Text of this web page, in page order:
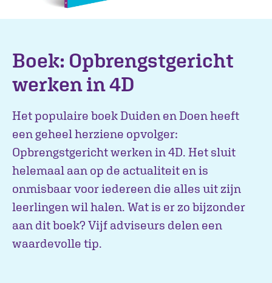
Boek: Opbrengstgericht
werken in 4D
Het populaire boek Duiden en Doen heeft
een geheel herziene opvolger:
Opbrengstgericht werken in 4D. Het sluit
helemaal aan op de actualiteit en is
onmisbaar voor iedereen die alles uit zijn
leerlingen wil halen. Wat is er zo bijzonder
aan dit boek? Vijf adviseurs delen een
waardevolle tip.